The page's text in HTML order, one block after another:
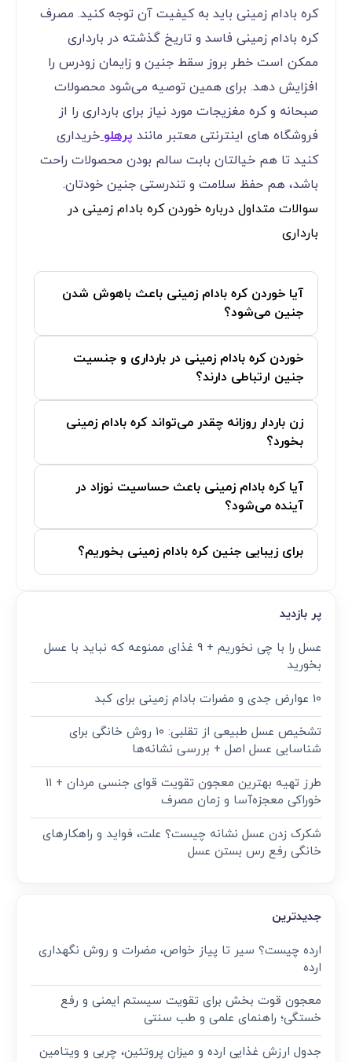
کره بادام زمینی باید به کیفیت آن توجه کنید. مصرف
کره بادام زمینی فاسد و تاریخ گذشته در بارداری
ممکن است خطر بروز سقط جنین و زایمان زودرس را
افزایش دهد. برای همین توصیه می‌‌‌‌‌‌‌‌‌‌‌‌شود محصولات
صبحانه و کره مغزیجات مورد نیاز برای بارداری را از
فروشگاه های اینترنتی معتبر مانند پرهلوخریداری
کنید تا هم خیالتان بابت سالم بودن محصولات راحت
باشد، هم حفظ سلامت و تندرستی جنین خودتان.
سوالات متداول درباره خوردن کره بادام زمینی در
بارداری
آیا خوردن کره بادام زمینی باعث باهوش شدن
جنین می‌شود؟
خوردن کره بادام زمینی در بارداری و جنسیت
جنین ارتباطی دارند؟
زن باردار روزانه چقدر می‌تواند کره بادام زمینی
بخورد؟
آیا کره بادام زمینی باعث حساسیت نوزاد در
آینده می‌شود؟
برای زیبایی جنین کره بادام زمینی بخوریم؟
پر بازدید
عسل را با چی نخوریم + 9 غذای ممنوعه که نباید با عسل
بخورید
10 عوارض جدی و مضرات بادام زمینی برای کبد
تشخیص عسل طبیعی از تقلبی: ۱۰ روش خانگی برای
شناسایی عسل اصل + بررسی نشانه‌ها
طرز تهیه بهترین معجون تقویت قوای جنسی مردان + ۱۱
خوراکی معجزه‌آسا و زمان مصرف
شکرک زدن عسل نشانه چیست؟ علت، فواید و راهکارهای
خانگی رفع رس بستن عسل
جدیدترین
ارده چیست؟ سیر تا پیاز خواص، مضرات و روش نگهداری
ارده
معجون قوت‌ بخش برای تقویت سیستم ایمنی و رفع
خستگی؛ راهنمای علمی و طب سنتی
جدول ارزش غذایی ارده و میزان پروتئین، چربی و ویتامین